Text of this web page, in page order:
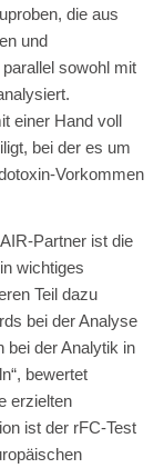
die aus
und
sowohl mit
einer Hand voll
bei der es um
Vorkommen
Partner ist die
wichtiges
Teil dazu
bei der Analyse
bei der Analytik in
bewertet
erzielten
ist der rFC-Test